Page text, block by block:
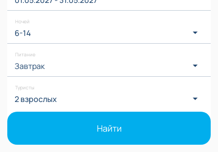
Ночей
6-14
Питание
Завтрак
Туристы
2 взрослых
Найти